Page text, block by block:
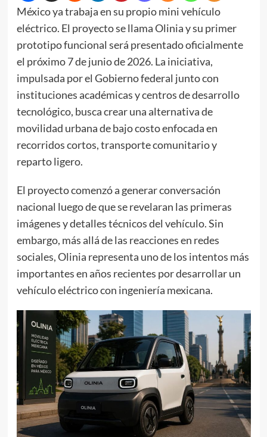
México ya trabaja en su propio mini vehículo
eléctrico. El proyecto se llama Olinia y su primer
prototipo funcional será presentado oficialmente
el próximo 7 de junio de 2026. La iniciativa,
impulsada por el Gobierno federal junto con
instituciones académicas y centros de desarrollo
tecnológico, busca crear una alternativa de
movilidad urbana de bajo costo enfocada en
recorridos cortos, transporte comunitario y
reparto ligero.
El proyecto comenzó a generar conversación
nacional luego de que se revelaran las primeras
imágenes y detalles técnicos del vehículo. Sin
embargo, más allá de las reacciones en redes
sociales, Olinia representa uno de los intentos más
importantes en años recientes por desarrollar un
vehículo eléctrico con ingeniería mexicana.